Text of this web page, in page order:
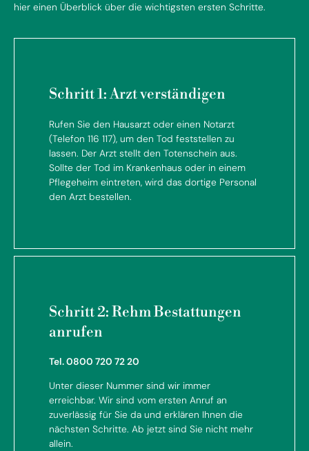
hier einen Überblick über die wichtigsten ersten Schritte.
Schritt 1: Arzt verständigen
Rufen Sie den Hausarzt oder einen Notarzt
(Telefon 116 117), um den Tod feststellen zu
lassen. Der Arzt stellt den Totenschein aus.
Sollte der Tod im Krankenhaus oder in einem
Pflegeheim eintreten, wird das dortige Personal
den Arzt bestellen.
Schritt 2: Rehm Bestattungen
anrufen
Tel. 0800 720 72 20
Unter dieser Nummer sind wir immer
erreichbar. Wir sind vom ersten Anruf an
zuverlässig für Sie da und erklären Ihnen die
nächsten Schritte. Ab jetzt sind Sie nicht mehr
allein.